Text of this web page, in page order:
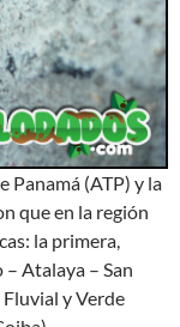
Panamá (ATP) y la
que en la región
la primera,
– Atalaya – San
Fluvial y Verde